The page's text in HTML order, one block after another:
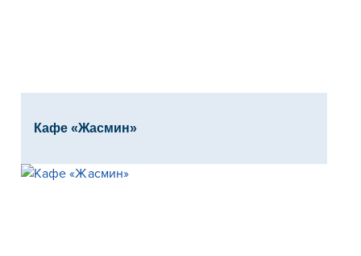
Кафе «Жасмин»